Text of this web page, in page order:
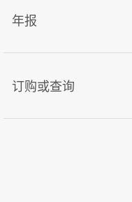
年报
订购或查询